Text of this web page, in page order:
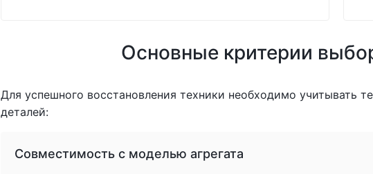
Основные критерии
Для успешного восстановления техники необходимо учитывать
деталей:
Совместимость с моделью агрегата